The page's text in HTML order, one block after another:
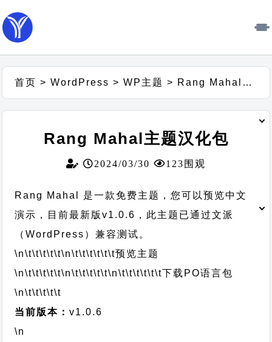
首页 >WordPress >WP主题 > Rang Mahal主题汉化包
Rang Mahal主题汉化包
2024/03/30 123围观
Rang Mahal 是一款免费主题，您可以预览中文
演示，目前最新版v1.0.6，此主题已通过文派
（WordPress）兼容测试。
\n\t\t\t\t\t\n\t\t\t\t\t\t预览主题
\n\t\t\t\t\t\n\t\t\t\t\t\n\t\t\t\t\t\t下载PO语言包
\n\t\t\t\t\t
当前版本：v1.0.6
\n